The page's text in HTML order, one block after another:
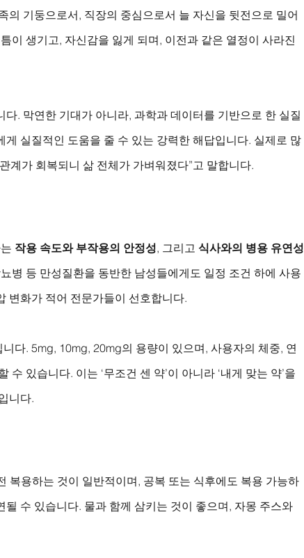
의 기둥으로서, 직장의 중심으로서 늘 자신을 뒷전으로 밀어
이 생기고, 자신감을 잃게 되며, 이전과 같은 열정이 사라진
다. 막연한 기대가 아니라, 과학과 데이터를 기반으로 한 실질
실질적인 도움을 줄 수 있는 강력한 해답입니다. 실제로 많
계가 회복되니 삶 전체가 가벼워졌다”고 말합니다.
작용 속도와 부작용의 안정성, 그리고 식사와의 병용 유연성
병 등 만성질환을 동반한 남성들에게도 일정 조건 하에 사용
변화가 적어 전문가들이 선호합니다.
다. 5mg, 10mg, 20mg의 용량이 있으며, 사용자의 체중, 연
있습니다. 이는 ‘무조건 센 약’이 아니라 ‘내게 맞는 약’을
니다.
복용하는 것이 일반적이며, 공복 또는 식후에도 복용 가능하
수 있습니다. 물과 함께 삼키는 것이 좋으며, 자몽 주스와